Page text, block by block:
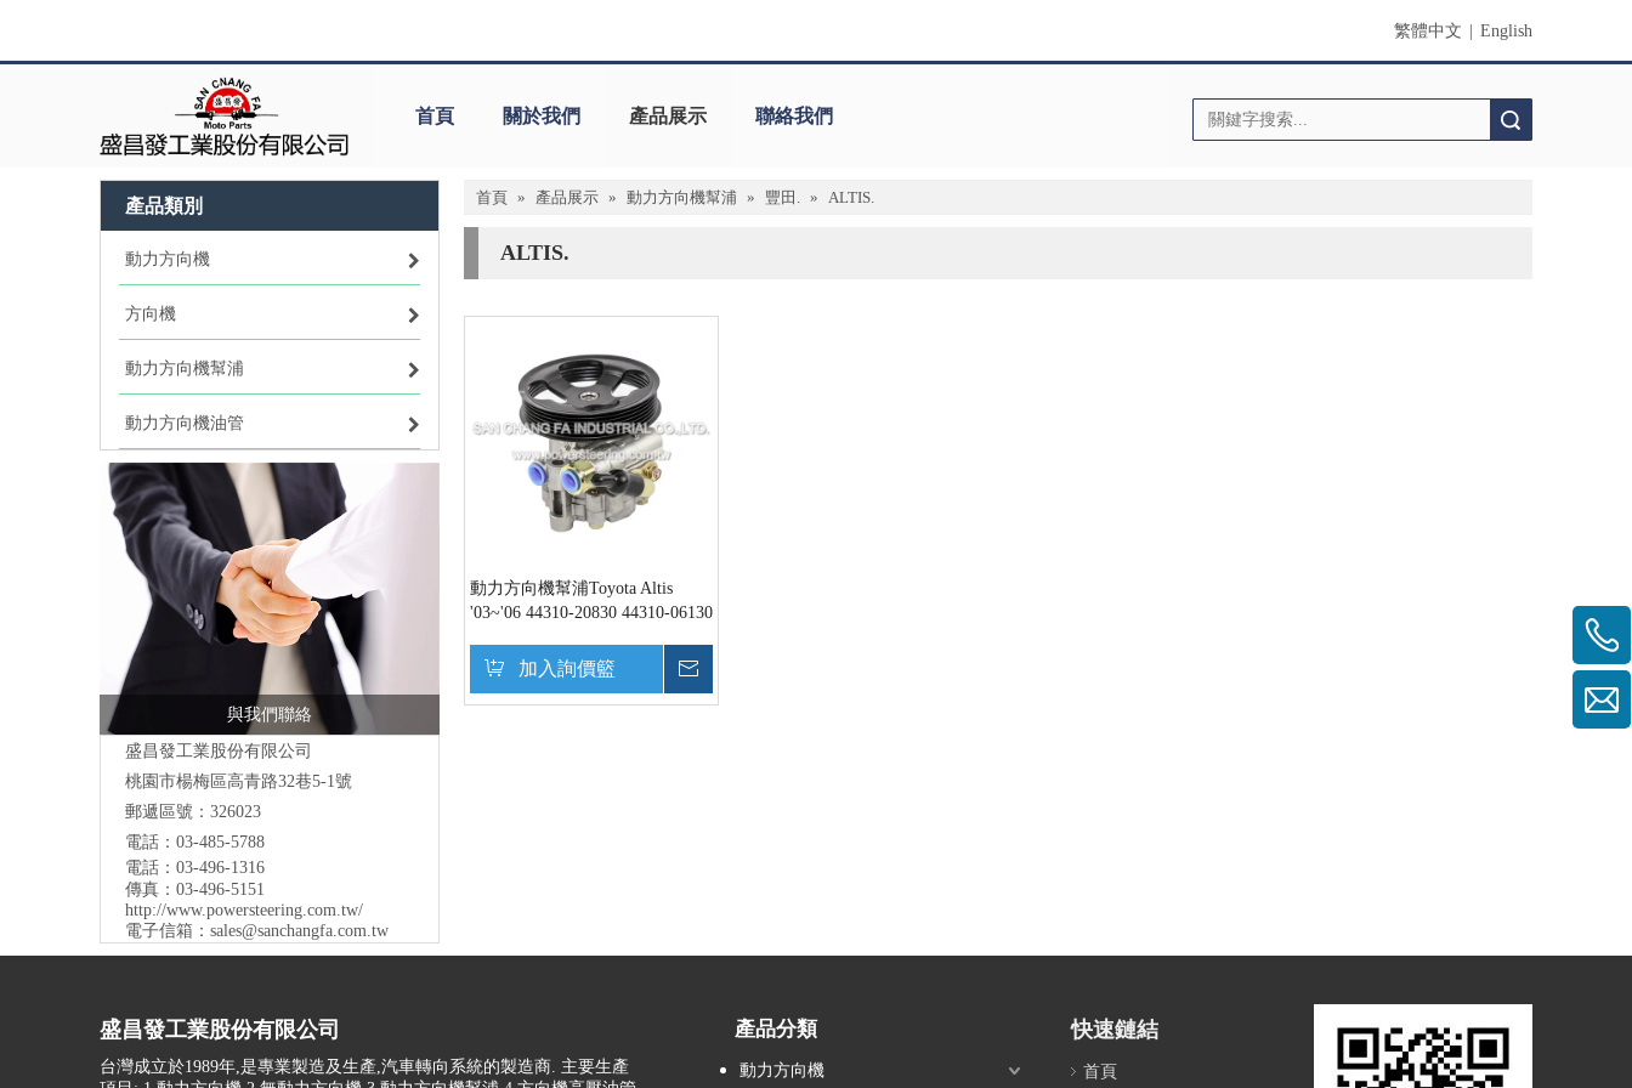
繁體中文 English
首頁 關於我們 產品展示 聯絡我們
產品類別
動力方向機
方向機
動力方向機幫浦
動力方向機油管
與我們聯絡
盛昌發工業股份有限公司
桃園市楊梅區高青路32巷5-1號
郵遞區號：326023
電話：03-485-5788
電話：03-496-1316
傳真：03-496-5151
http://www.powersteering.com.tw/
電子信箱： sales@sanchangfa.com.tw
首頁 » 產品展示 » 動力方向機幫浦 » 豐田. » ALTIS.
ALTIS.
動力方向機幫浦Toyota Altis
'03~'06 44310-20830 44310-06130
加入詢價籃
盛昌發工業股份有限公司
台灣成立於1989年,是專業製造及生產,汽車轉向系統的製造商. 主要生產
產品分類
動力方向機
快速鏈結
首頁